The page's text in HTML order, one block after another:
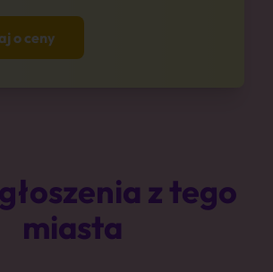
o ceny
z tego
miasta